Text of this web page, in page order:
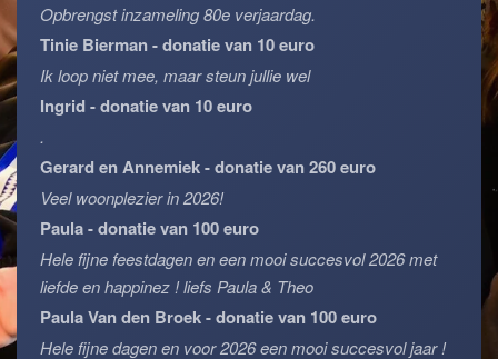
Opbrengst inzameling 80e verjaardag.
Tinie Bierman - donatie van 10 euro
Ik loop niet mee, maar steun jullie wel
Ingrid - donatie van 10 euro
.
Gerard en Annemiek - donatie van 260 euro
Veel woonplezier in 2026!
Paula - donatie van 100 euro
Hele fijne feestdagen en een mooi succesvol 2026 met
liefde en happinez ! liefs Paula & Theo
Paula Van den Broek - donatie van 100 euro
Hele fijne dagen en voor 2026 een mooi succesvol jaar !